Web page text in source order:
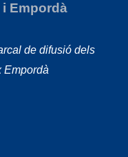
Empordà
de difusió dels
Empordà